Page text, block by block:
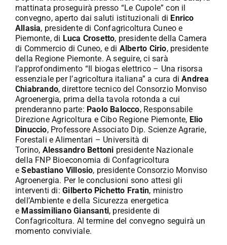
mattinata proseguirà presso “Le Cupole” con il
convegno, aperto dai saluti istituzionali di Enrico
Allasia, presidente di Confagricoltura Cuneo e
Piemonte, di Luca Crosetto, presidente della Camera
di Commercio di Cuneo, e di Alberto Cirio, presidente
della Regione Piemonte. A seguire, ci sarà
l’approfondimento “Il biogas elettrico – Una risorsa
essenziale per l’agricoltura italiana” a cura diAndrea
Chiabrando, direttore tecnico del Consorzio Monviso
Agroenergia, prima della tavola rotonda a cui
prenderanno parte: Paolo Balocco, Responsabile
Direzione Agricoltura e Cibo Regione Piemonte, Elio
Dinuccio, Professore Associato Dip. Scienze Agrarie,
Forestali e Alimentari – Università di
Torino, Alessandro Bettoni presidente Nazionale
della FNP Bioeconomia di Confagricoltura
eSebastiano Villosio, presidente Consorzio Monviso
Agroenergia. Per le conclusioni sono attesi gli
interventi di:Gilberto Pichetto Fratin, ministro
dell’Ambiente e della Sicurezza energetica
e Massimiliano Giansanti, presidente di
Confagricoltura. Al termine del convegno seguirà un
momento conviviale.